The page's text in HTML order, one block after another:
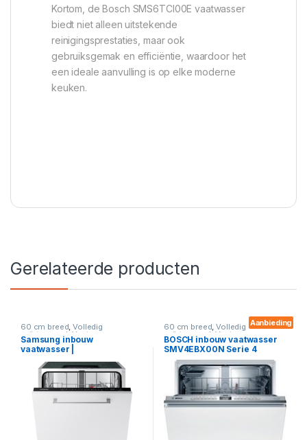
Kortom, de Bosch SMS6TCI00E vaatwasser
biedt niet alleen uitstekende
reinigingsprestaties, maar ook
gebruiksgemak en efficiëntie, waardoor het
een ideale aanvulling is op elke moderne
keuken.
Gerelateerde producten
60 cm breed,Volledig
geïntegreerd ,Vaatwassers
Samsung inbouw
vaatwasser |
Aanbieding
60 cm breed,Volledig
geïntegreerd ,Vaatwassers
BOSCH inbouw vaatwasser
SMV4EBX00N Serie 4